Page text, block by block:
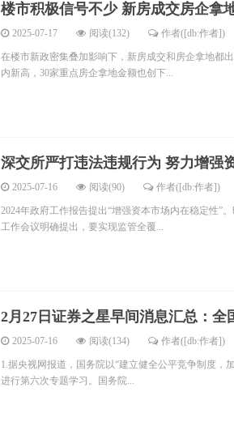
楼市积极信号不少 新房成交房企拿
2025-07-17 阅读(132) 作者([db:作者])
在楼市新政密集叠加影响下，新房成交和房企拿地都
内新高，30家重点房企拿地金额也创下...
深交所严打违法违规行为 努力增强
2025-07-16 阅读(90) 作者([db:作者])
2024年政府工作报告提出“增强资本市场内在稳定性”
工作会议明确提出，要实现监管全覆...
2月27日证券之星早间消息汇总：全
2025-07-16 阅读(134) 作者([db:作者])
1.据央视网报道，国务院以“建立健全公平竞争制度，
进行第六次专题学习。国务院...